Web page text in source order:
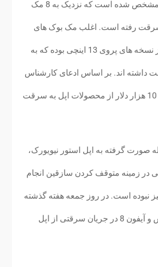
خارج شده اند. در این میان مشخص شده است که نزدیک به 8 مک
سرقت رفته است. اغلب مک بوک های
ربوده شده در این سرقت از نسخه های پروی 13 اینچی بوده که به
1300 دلار قیمت داشته اند. بر اساس ادعای کارشناس
ها، در این سرقت نزدیک به 10 هزار دلار از محصولات اپل به سرقت
گرفته به اپل استور نیویورک،
در زمینه متوقف کردن سازقین انجام
نبوده است. در روز جمعه هفته گذشته
نیز نزدیک به 21 آیفون ایکس و آیفون 8 در جریان سرقتی از اپل